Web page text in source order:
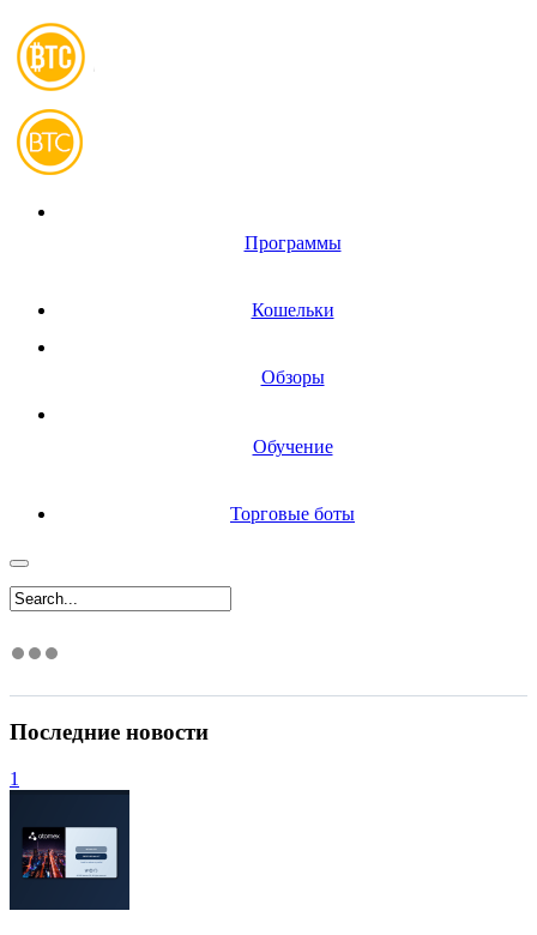
Программы
Кошельки
Обзоры
Обучение
Торговые боты
Последние новости
1